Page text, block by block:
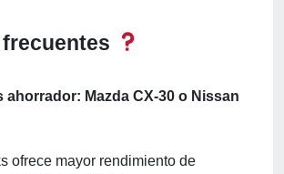
ahorrador: Mazda CX-30 o Nissan
ofrece mayor rendimiento de